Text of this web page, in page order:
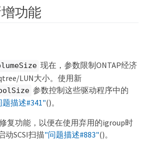
功能
现在，参数限制ONTAP经济
LUN大小。使用新
参数控制这些驱动程序中的
题描述#341"()。
复功能，以便在使用弃用的igroup时
动SCSI扫描"问题描述#883"()。